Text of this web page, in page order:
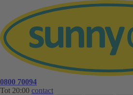
0800 70094
Tot 20:00 contact